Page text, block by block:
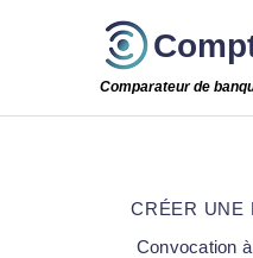
Comparateur de
CRÉER UNE
Convocation